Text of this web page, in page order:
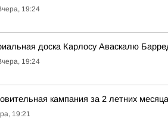
19:24
доска Карлосу Аваскалю
19:24
кампания за 2 летних месяца
19:21